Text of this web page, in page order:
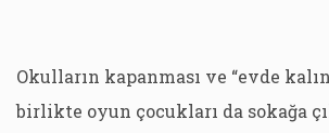
Okulların kapanması ve “evde
birlikte oyun çocukları da sokağa